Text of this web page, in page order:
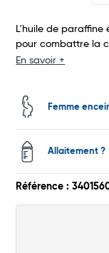
Total
L'huile de paraffine
pour combattre la
En savoir +
Femme
Allaitement ?
Référence :